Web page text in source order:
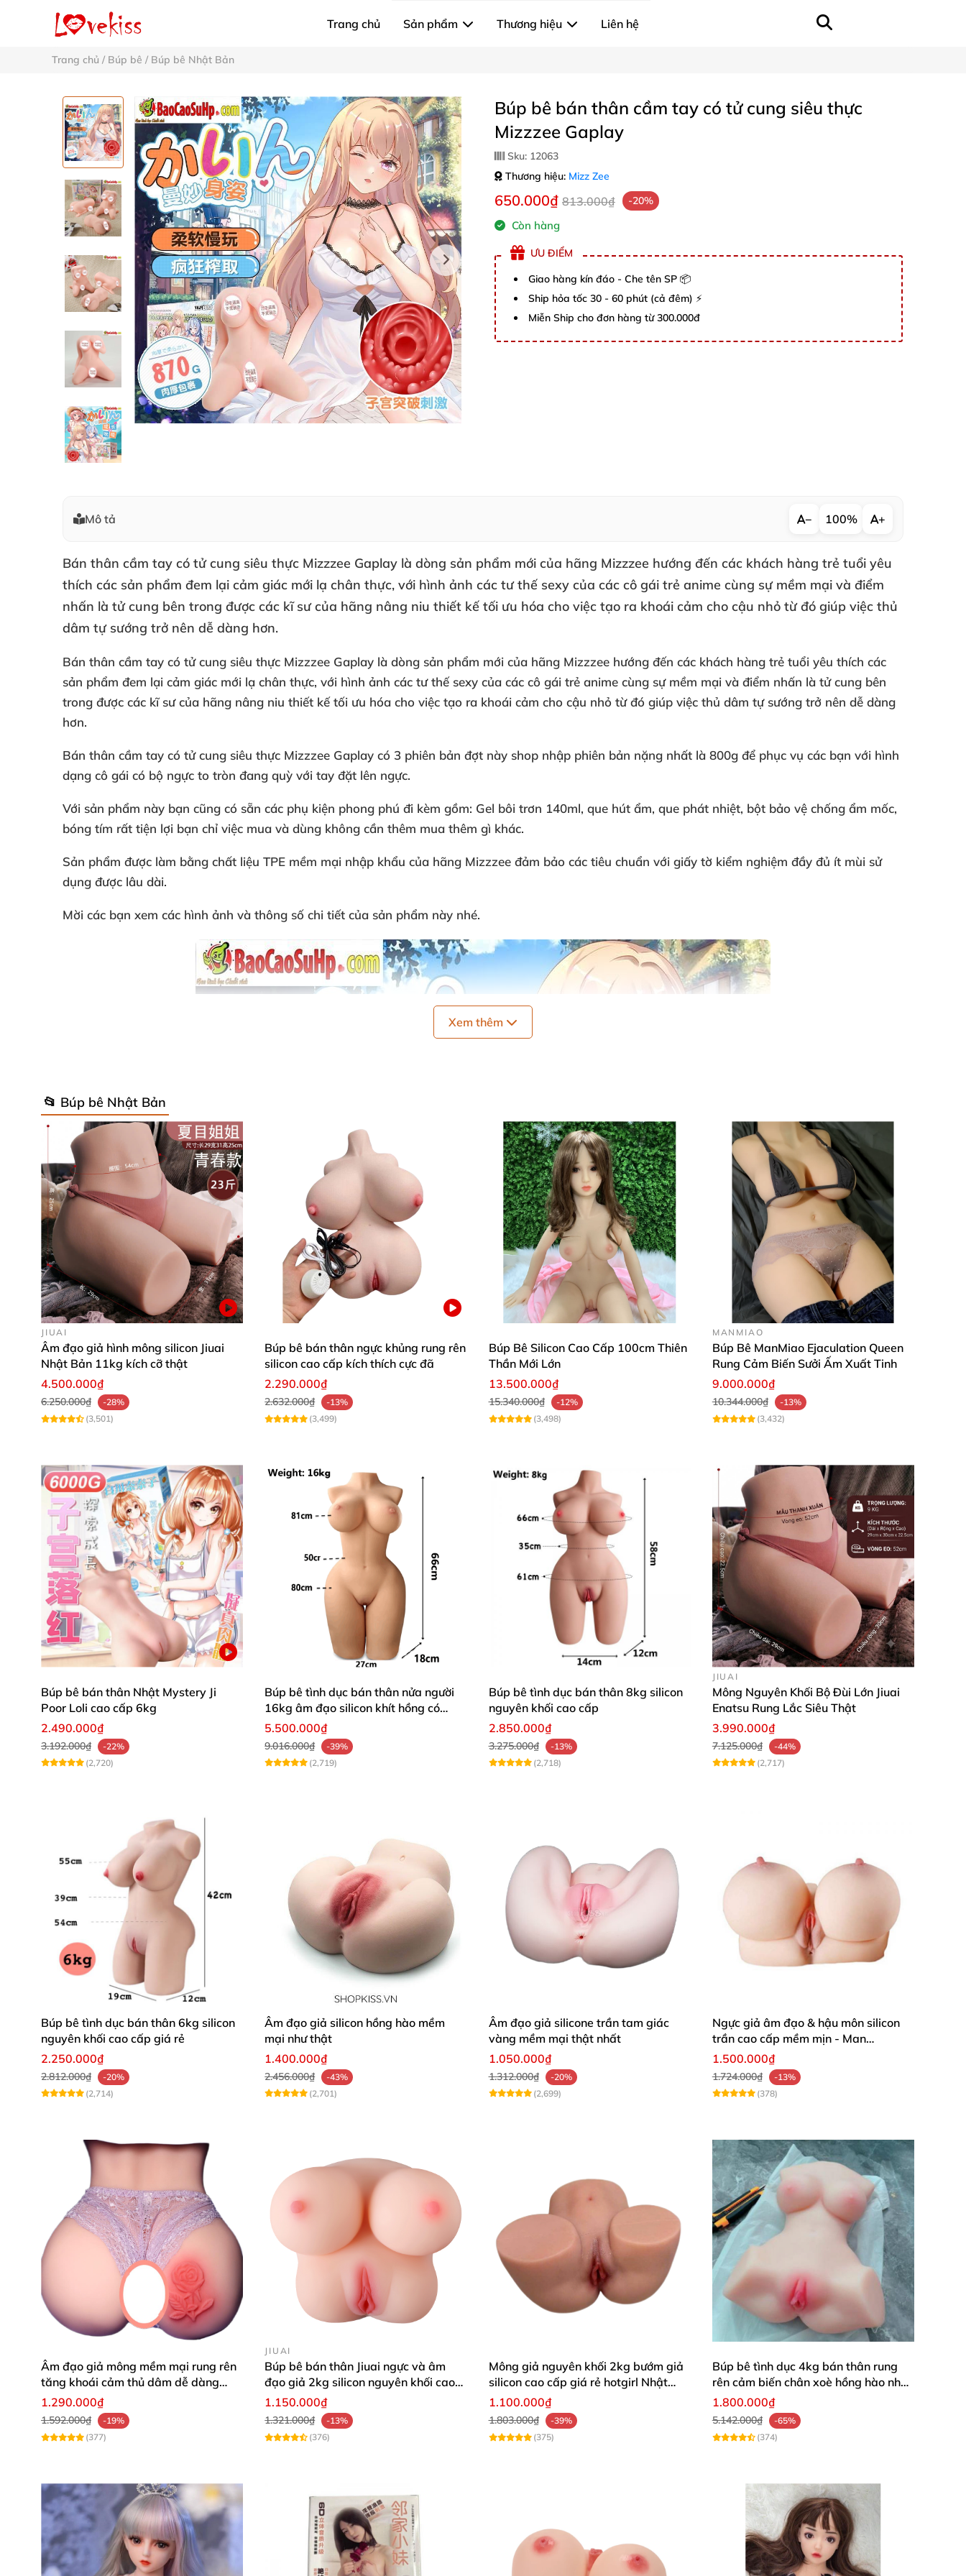
Trang chủ Sản phẩm Thương hiệu Liên hệ
Trang chủ / Búp bê / Búp bê Nhật Bản
Búp bê bán thân cầm tay có tử cung siêu thực
Mizzzee Gaplay
Sku: 12063
Thương hiệu: Mizz Zee
650.000₫ 813.000₫ -20%
Còn hàng
ƯU ĐIỂM
Giao hàng kín đáo - Che tên SP 📦
Ship hỏa tốc 30 - 60 phút (cả đêm) ⚡
Miễn Ship cho đơn hàng từ 300.000đ
Mô tả − 100% +
Bán thân cầm tay có tử cung siêu thực Mizzzee Gaplay là dòng sản phẩm mới của hãng Mizzzee hướng đến các khách hàng trẻ tuổi yêu
thích các sản phẩm đem lại cảm giác mới lạ chân thực, với hình ảnh các tư thế sexy của các cô gái trẻ anime cùng sự mềm mại và điểm
nhấn là tử cung bên trong được các kĩ sư của hãng nâng niu thiết kế tối ưu hóa cho việc tạo ra khoái cảm cho cậu nhỏ từ đó giúp việc thủ
dâm tự sướng trở nên dễ dàng hơn.
Bán thân cầm tay có tử cung siêu thực Mizzzee Gaplay là dòng sản phẩm mới của hãng Mizzzee hướng đến các khách hàng trẻ tuổi yêu thích các
sản phẩm đem lại cảm giác mới lạ chân thực, với hình ảnh các tư thế sexy của các cô gái trẻ anime cùng sự mềm mại và điểm nhấn là tử cung bên
trong được các kĩ sư của hãng nâng niu thiết kế tối ưu hóa cho việc tạo ra khoái cảm cho cậu nhỏ từ đó giúp việc thủ dâm tự sướng trở nên dễ dàng
hơn.
Bán thân cầm tay có tử cung siêu thực Mizzzee Gaplay có 3 phiên bản đợt này shop nhập phiên bản nặng nhất là 800g để phục vụ các bạn với hình
dạng cô gái có bộ ngực to tròn đang quỳ với tay đặt lên ngực.
Với sản phẩm này bạn cũng có sẵn các phụ kiện phong phú đi kèm gồm: Gel bôi trơn 140ml, que hút ẩm, que phát nhiệt, bột bảo vệ chống ẩm mốc,
bóng tím rất tiện lợi bạn chỉ việc mua và dùng không cần thêm mua thêm gì khác.
Sản phẩm được làm bằng chất liệu TPE mềm mại nhập khẩu của hãng Mizzzee đảm bảo các tiêu chuẩn với giấy tờ kiểm nghiệm đầy đủ ít mùi sử
dụng được lâu dài.
Mời các bạn xem các hình ảnh và thông số chi tiết của sản phẩm này nhé.
Xem thêm
📂 Búp bê Nhật Bản
JIUAI
Âm đạo giả hình mông silicon Jiuai
Nhật Bản 11kg kích cỡ thật
4.500.000₫
6.250.000₫
-28%
(3,501)
Búp bê bán thân ngực khủng rung rên
silicon cao cấp kích thích cực đã
2.290.000₫
2.632.000₫
-13%
(3,499)
Búp Bê Silicon Cao Cấp 100cm Thiên
Thần Mới Lớn
13.500.000₫
15.340.000₫
-12%
(3,498)
MANMIAO
Búp Bê ManMiao Ejaculation Queen
Rung Cảm Biến Sưởi Ấm Xuất Tinh
9.000.000₫
10.344.000₫
-13%
(3,432)
Búp bê bán thân Nhật Mystery Ji
Poor Loli cao cấp 6kg
2.490.000₫
3.192.000₫
-22%
(2,720)
Búp bê tình dục bán thân nửa người
16kg âm đạo silicon khít hồng có
khung
5.500.000₫
9.016.000₫
-39%
(2,719)
Búp bê tình dục bán thân 8kg silicon
nguyên khối cao cấp
2.850.000₫
3.275.000₫
-13%
(2,718)
JIUAI
Mông Nguyên Khối Bộ Đùi Lớn Jiuai
Enatsu Rung Lắc Siêu Thật
3.990.000₫
7.125.000₫
-44%
(2,717)
Búp bê tình dục bán thân 6kg silicon
nguyên khối cao cấp giá rẻ
2.250.000₫
2.812.000₫
-20%
(2,714)
Âm đạo giả silicon hồng hào mềm
mại như thật
1.400.000₫
2.456.000₫
-43%
(2,701)
Âm đạo giả silicone trần tam giác
vàng mềm mại thật nhất
1.050.000₫
1.312.000₫
-20%
(2,699)
Ngực giả âm đạo & hậu môn silicon
trần cao cấp mềm mịn - Man
Mastuebator 3kg
1.500.000₫
1.724.000₫
-13%
(378)
Âm đạo giả mông mềm mại rung rên
tăng khoái cảm thủ dâm dễ dàng
thoải mái
1.290.000₫
1.592.000₫
-19%
(377)
JIUAI
Búp bê bán thân Jiuai ngực và âm
đạo giả 2kg silicon nguyên khối cao
cấp
1.150.000₫
1.321.000₫
-13%
(376)
Mông giả nguyên khối 2kg bướm giả
silicon cao cấp giá rẻ hotgirl Nhật
Bản 18+
1.100.000₫
1.803.000₫
-39%
(375)
Búp bê tình dục 4kg bán thân rung
rên cảm biến chân xoè hồng hào như
người thật
1.800.000₫
5.142.000₫
-65%
(374)